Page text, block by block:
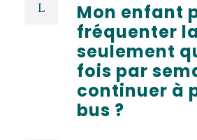
Mon enfant
fréquenter
seulement
fois par
continuer à
bus ?